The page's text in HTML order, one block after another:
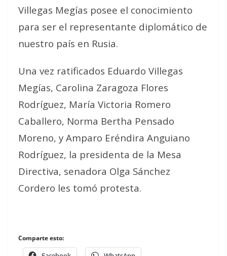
Villegas Megías posee el conocimiento
para ser el representante diplomático de
nuestro país en Rusia.
Una vez ratificados Eduardo Villegas
Megías, Carolina Zaragoza Flores
Rodríguez, María Victoria Romero
Caballero, Norma Bertha Pensado
Moreno, y Amparo Eréndira Anguiano
Rodríguez, la presidenta de la Mesa
Directiva, senadora Olga Sánchez
Cordero les tomó protesta.
Comparte esto: